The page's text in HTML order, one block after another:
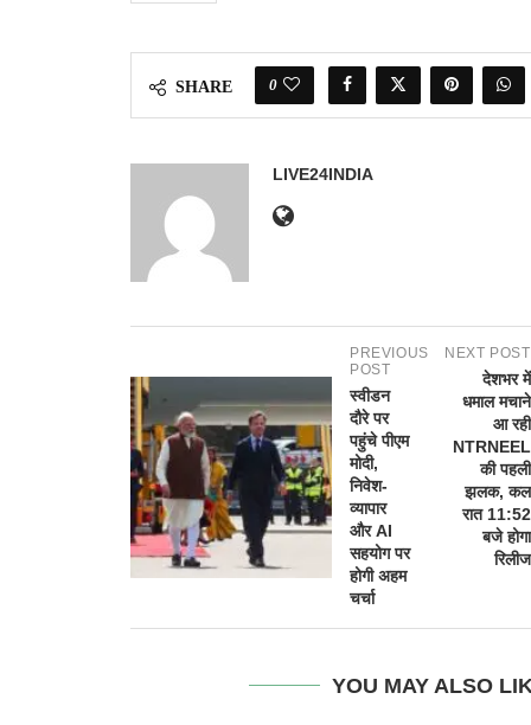
SHARE 0
LIVE24INDIA
PREVIOUS
POST
स्वीडन
दौरे पर
पहुंचे पीएम
मोदी,
निवेश-
व्यापार
और AI
सहयोग पर
होगी अहम
चर्चा
NEXT POST
देशभर में
धमाल मचाने
आ रही
NTRNEEL
की पहली
झलक, कल
रात 11:52
बजे होगा
रिलीज
YOU MAY ALSO